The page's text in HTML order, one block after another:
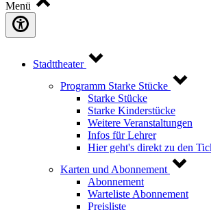
Menü
Stadttheater
Programm Starke Stücke
Starke Stücke
Starke Kinderstücke
Weitere Veranstaltungen
Infos für Lehrer
Hier geht's direkt zu den
Karten und Abonnement
Abonnement
Warteliste Abonnement
Preisliste